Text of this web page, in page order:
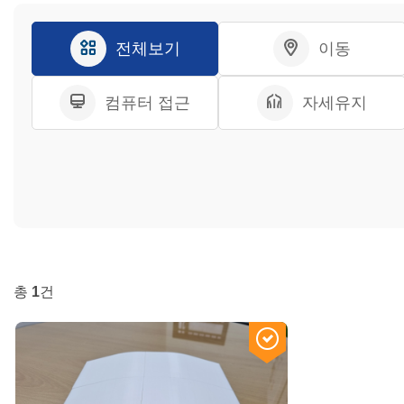
전체보기 이동
컴퓨터 접근 자세유지
총 1건